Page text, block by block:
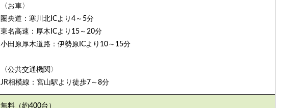
〈お車〉
圏央道：寒川北ICより4～5分
東名高速：厚木ICより15～20分
小田原厚木道路：伊勢原ICより10～15分
〈公共交通機関〉
JR相模線：宮山駅より徒歩7～8分
無料（約400台）